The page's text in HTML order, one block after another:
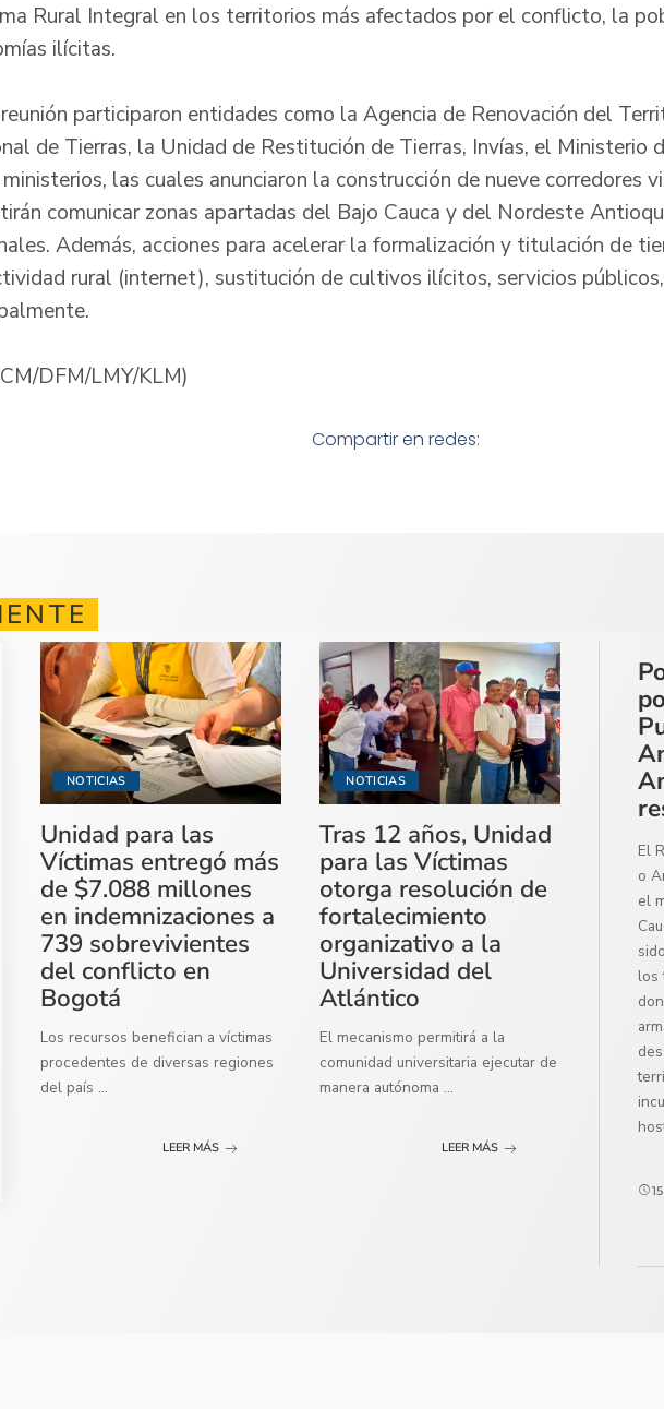
Rural Integral en los territorios más afectados por el conflicto, la
ilícitas.
participaron entidades como la Agencia de Renovación del
de Tierras, la Unidad de Restitución de Tierras, Invías, el Ministerio
las cuales anunciaron la construcción de nueve corredores
comunicar zonas apartadas del Bajo Cauca y del Nordeste
Además, acciones para acelerar la formalización y titulación de
rural (internet), sustitución de cultivos ilícitos, servicios
DFM/LMY/KLM)
Compartir en redes:
NOTICIAS
Unidad para las
Víctimas entregó más
de $7.088 millones
en indemnizaciones a
739 sobrevivientes
del conflicto en
Bogotá
Los recursos benefician a víctimas
procedentes de diversas regiones
del país ...
LEER MÁS
NOTICIAS
Tras 12 años, Unidad
para las Víctimas
otorga resolución de
fortalecimiento
organizativo a la
Universidad del
Atlántico
El mecanismo permitirá a la
comunidad universitaria ejecutar de
manera autónoma ...
LEER MÁS
El
o
el
los